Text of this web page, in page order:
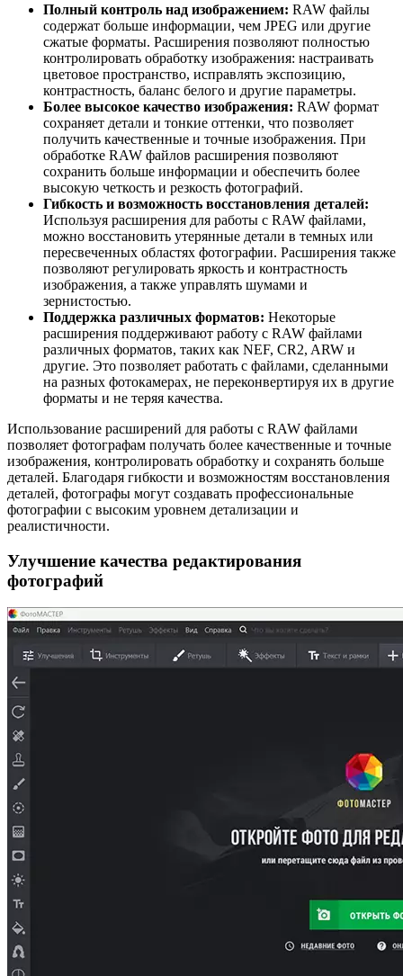
Полный контроль над изображением: RAW файлы
содержат больше информации, чем JPEG или другие
сжатые форматы. Расширения позволяют полностью
контролировать обработку изображения: настраивать
цветовое пространство, исправлять экспозицию,
контрастность, баланс белого и другие параметры.
Более высокое качество изображения: RAW формат
сохраняет детали и тонкие оттенки, что позволяет
получить качественные и точные изображения. При
обработке RAW файлов расширения позволяют
сохранить больше информации и обеспечить более
высокую четкость и резкость фотографий.
Гибкость и возможность восстановления деталей:
Используя расширения для работы с RAW файлами,
можно восстановить утерянные детали в темных или
пересвеченных областях фотографии. Расширения также
позволяют регулировать яркость и контрастность
изображения, а также управлять шумами и
зернистостью.
Поддержка различных форматов: Некоторые
расширения поддерживают работу с RAW файлами
различных форматов, таких как NEF, CR2, ARW и
другие. Это позволяет работать с файлами, сделанными
на разных фотокамерах, не переконвертируя их в другие
форматы и не теряя качества.
Использование расширений для работы с RAW файлами
позволяет фотографам получать более качественные и точные
изображения, контролировать обработку и сохранять больше
деталей. Благодаря гибкости и возможностям восстановления
деталей, фотографы могут создавать профессиональные
фотографии с высоким уровнем детализации и
реалистичности.
Улучшение качества редактирования
фотографий